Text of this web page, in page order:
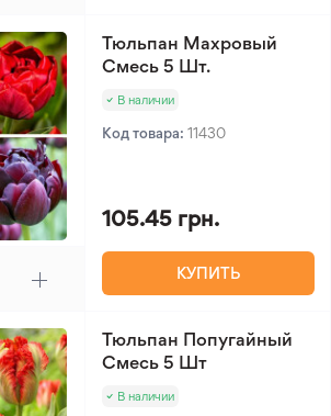
Тюльпан Махровый
Смесь 5 Шт.
В наличии
Код товара: 11430
105.45 грн.
КУПИТЬ
Тюльпан Попугайный
Смесь 5 Шт
В наличии